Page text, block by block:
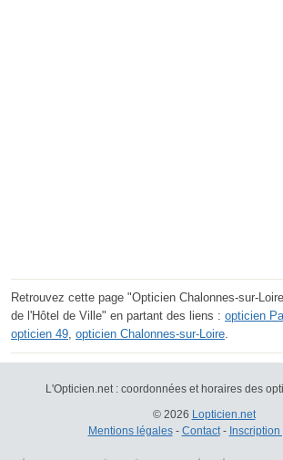
Retrouvez cette page "Opticien Chalonnes-sur-
de l'Hôtel de Ville" en partant des liens : opticien
opticien 49 opticien Chalonnes-sur-Loire
L'Opticien.net : coordonnées et horaires des
© 2026 Lopticien.net
Mentions légales- Contact-